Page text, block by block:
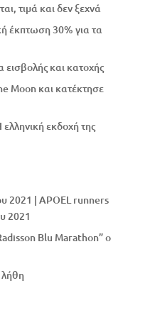
τιμά και δεν ξεχνά
έκπτωση 30% για τα
και κατοχής
Moon και κατέκτησε
εκδοχή της
2021 | APOEL runners
2021
Blu Marathon” ο
λήθη